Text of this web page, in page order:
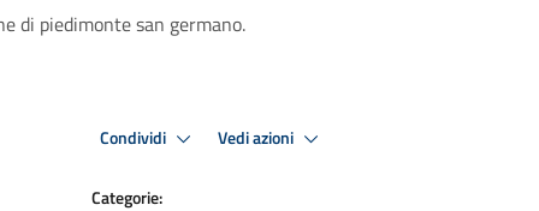
di piedimonte san germano.
Condividi Vedi azioni
Categorie: